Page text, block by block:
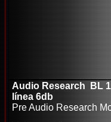
Audio Research BL
línea 6db
Pre Audio Research